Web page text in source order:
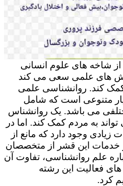
شاخه های علوم انسانی
های علمی سعی می کند
کمک کند. روانشناسی علمی
متنوعی است که شامل
می باشد. یک روانشناس
به مردم کمک کند. اما در
زیادی وجود دارد که مانع از
خدمات این قشر از متخصصان
علم روانشناسی، تفاوت آن
فعالیت این رشته
کرد.